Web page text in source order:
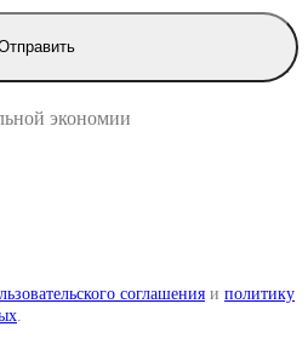
экономии
соглашения и политику